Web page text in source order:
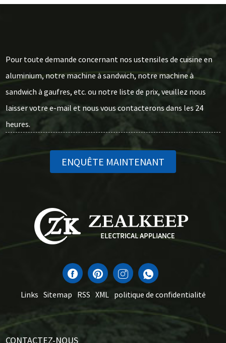
Pour toute demande concernant nos ustensiles de cuisine en
aluminium, notre machine à sandwich, notre machine à
sandwich à gaufres, etc. ou notre liste de prix, veuillez nous
laisser votre e-mail et nous vous contacterons dans les 24
heures.
ENQUÊTE MAINTENANT
Links Sitemap RSS XML politique de confidentialité
CONTACTEZ-NOUS